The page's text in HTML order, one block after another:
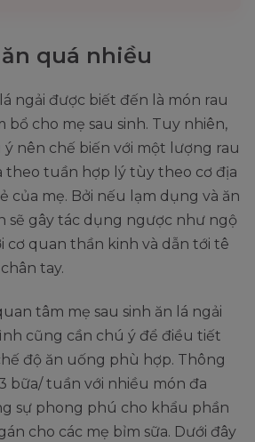
quá nhiều
ngải được biết đến là món rau
bổ cho mẹ sau sinh. Tuy nhiên,
nên chế biến với một lượng rau
theo tuần hợp lý tùy theo cơ địa
của mẹ. Bởi nếu lạm dụng và ăn
sẽ gây tác dụng ngược như ngộ
cơ quan thần kinh và dẫn tới tê
tay.
tâm mẹ sau sinh ăn lá ngải
cũng cần chú ý để điều tiết
độ ăn uống phù hợp. Thông
bữa/ tuần với nhiều món đa
sự phong phú cho khẩu phần
cho các mẹ bỉm sữa. Dưới đây